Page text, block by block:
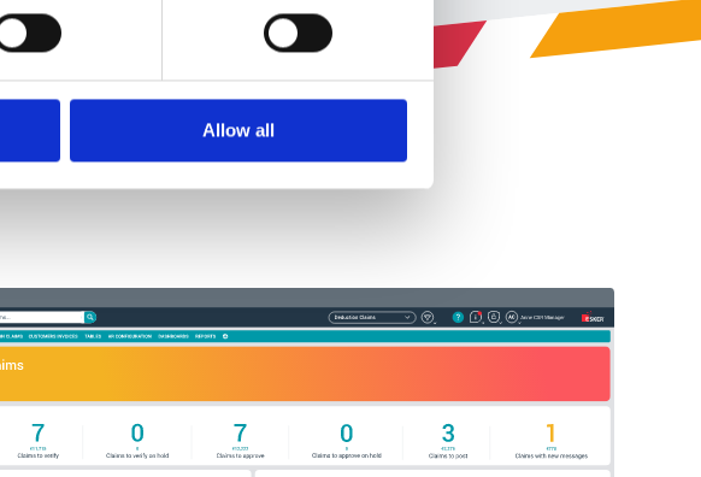
Allow all